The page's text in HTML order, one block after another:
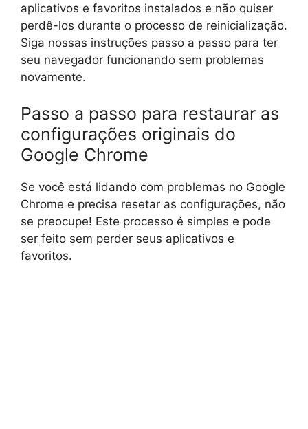
aplicativos e favoritos instalados e não quiser
perdê-los durante o processo de reinicialização.
Siga nossas instruções passo a passo para ter
seu navegador funcionando sem problemas
novamente.
Passo a passo para restaurar as
configurações originais do
Google Chrome
Se você está lidando com problemas no Google
Chrome e precisa resetar as configurações, não
se preocupe! Este processo é simples e pode
ser feito sem perder seus aplicativos e
favoritos.